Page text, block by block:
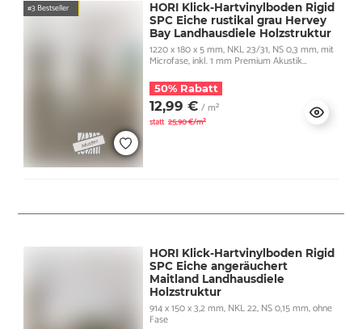
#3 Bestseller
HORI Klick-Hartvinylboden Rigid
SPC Eiche rustikal grau Hervey
Bay Landhausdiele Holzstruktur
1220 x 180 x 5 mm, NKL 23/31, NS 0,3 mm, mit
Microfase, inkl. 1 mm Premium Akustik
50% Rabatt
12,99 € / m²
statt 25,90 €/m²
HORI Klick-Hartvinylboden Rigid
SPC Eiche angeräuchert
Maitland Landhausdiele
Holzstruktur
914 x 150 x 3,2 mm, NKL 22, NS 0,15 mm, ohne
Fase